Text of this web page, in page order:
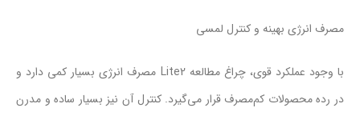
مصرف انرژی بهینه و کنترل لمسی
با وجود عملکرد قوی، چراغ مطالعه Lite2 مصرف انرژی بسیار کمی دارد و
در رده محصولات کم‌مصرف قرار می‌گیرد. کنترل آن نیز بسیار ساده و مدرن